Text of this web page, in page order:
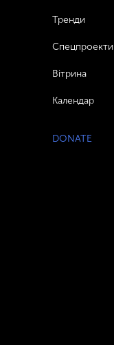
Тренди
Спецпроекти
Вітрина
Календар
DONATE